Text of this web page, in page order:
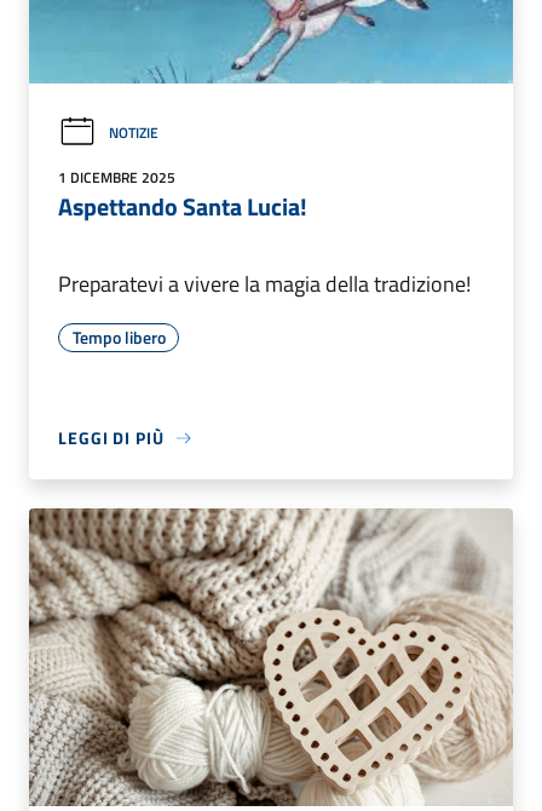
NOTIZIE
1 DICEMBRE 2025
Aspettando Santa Lucia!
Preparatevi a vivere la magia della tradizione!
Tempo libero
LEGGI DI PIÙ